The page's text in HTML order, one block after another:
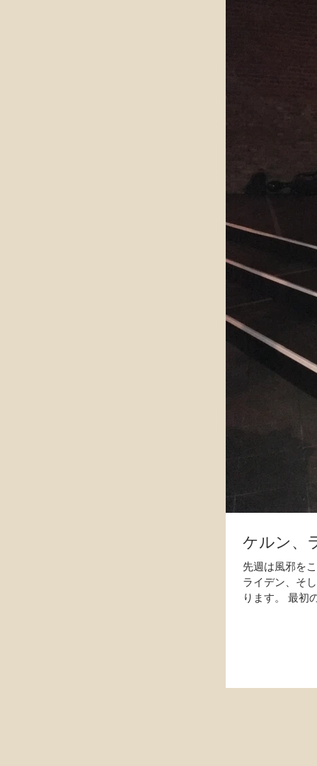
ケルン、
先週は風邪を
ライデン、そ
ります。 最初